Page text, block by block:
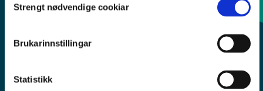
Selection
Strengt nødvendige cookiar
Brukarinnstillingar
Statistikk